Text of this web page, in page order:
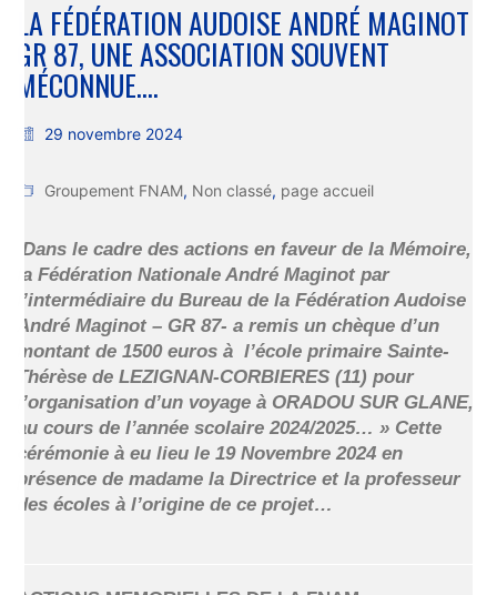
LA FÉDÉRATION AUDOISE ANDRÉ MAGINOT
GR 87, UNE ASSOCIATION SOUVENT
MÉCONNUE….
29 novembre 2024
Groupement FNAM, Non classé, page accueil
Dans le cadre des actions en faveur de la Mémoire,
la Fédération Nationale André Maginot par
l’intermédiaire du Bureau de la Fédération Audoise
André Maginot – GR 87- a remis un chèque d’un
montant de 1500 euros à l’école primaire Sainte-
Thérèse de LEZIGNAN-CORBIERES (11) pour
l’organisation d’un voyage à ORADOU SUR GLANE,
au cours de l’année scolaire 2024/2025… » Cette
cérémonie à eu lieu le 19 Novembre 2024 en
présence de madame la Directrice et la professeur
des écoles à l’origine de ce projet…